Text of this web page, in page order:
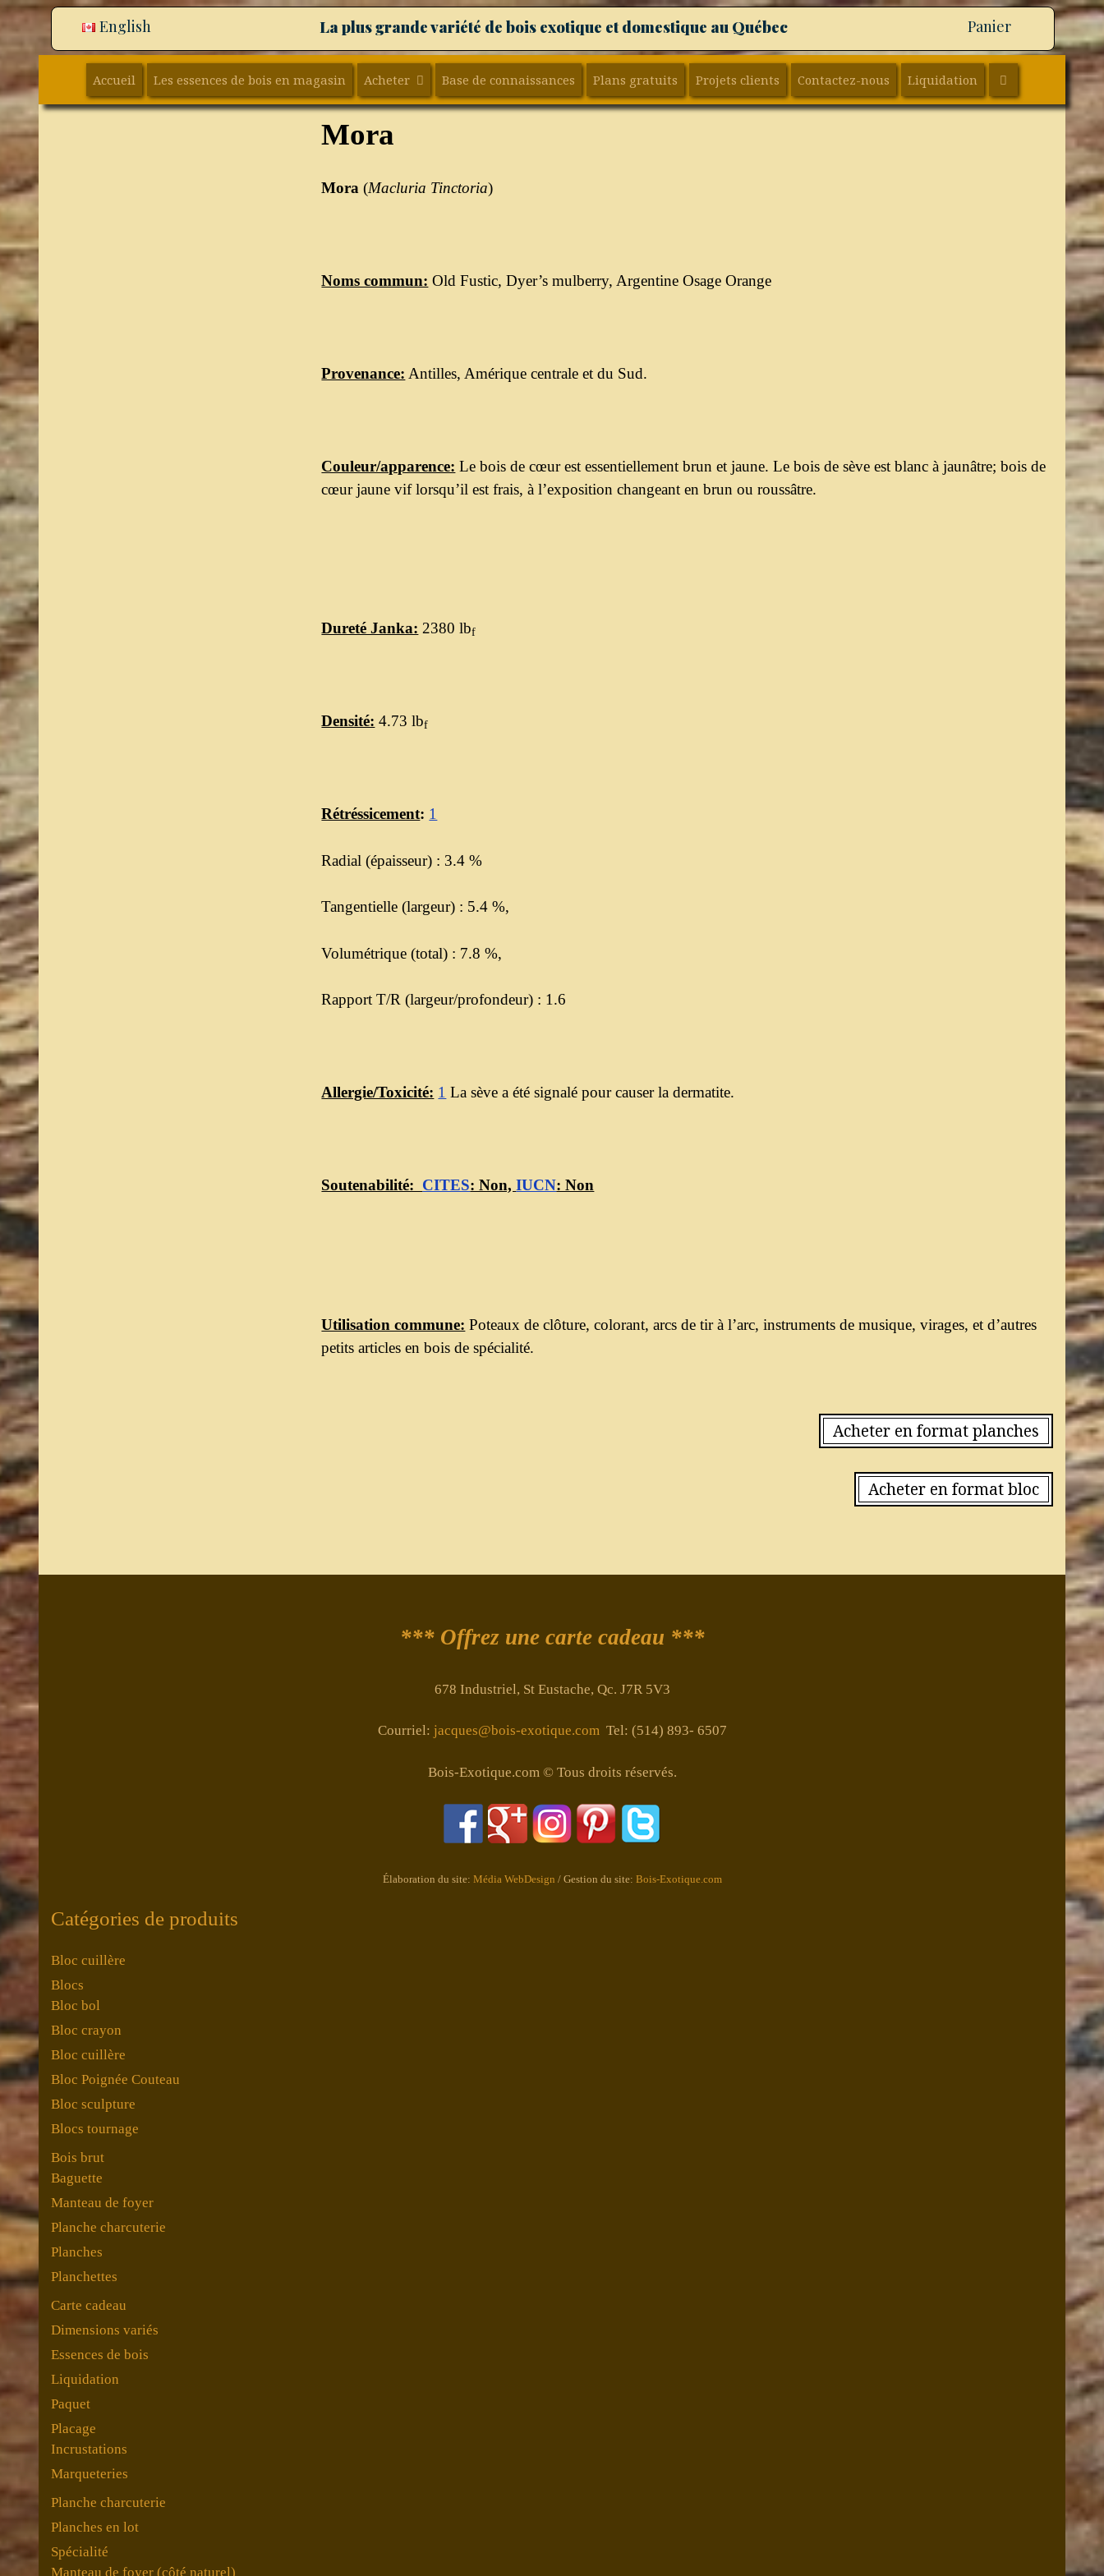
English La plus grande variété de bois exotique et domestique au Québec Panier
Accueil Les essences de bois en magasin Acheter Base de connaissances Plans gratuits Projets clients Contactez-nous Liquidation
SEARCH
Mora
Mora (Macluria Tinctoria)
Noms commun: Old Fustic, Dyer’s mulberry, Argentine Osage Orange
Provenance: Antilles, Amérique centrale et du Sud.
Couleur/apparence: Le bois de cœur est essentiellement brun et jaune. Le bois de sève est blanc à jaunâtre; bois de
cœur jaune vif lorsqu’il est frais, à l’exposition changeant en brun ou roussâtre.
Dureté Janka: 2380 lbf
Densité: 4.73 lbf
Rétréssicement: 1
Radial (épaisseur) : 3.4 %
Tangentielle (largeur) : 5.4 %,
Volumétrique (total) : 7.8 %,
Rapport T/R (largeur/profondeur) : 1.6
Allergie/Toxicité: 1 La sève a été signalé pour causer la dermatite.
Soutenabilité: CITES: Non,IUCN: Non
Utilisation commune: Poteaux de clôture, colorant, arcs de tir à l’arc, instruments de musique, virages, et d’autres
petits articles en bois de spécialité.
Acheter en format planches
Acheter en format bloc
*** Offrez une carte cadeau ***
678 Industriel, St Eustache, Qc. J7R 5V3
Courriel: jacques@bois-exotique.comTel: (514) 893- 6507
Bois-Exotique.com © Tous droits réservés.
Élaboration du site: Média WebDesign / Gestion du site: Bois-Exotique.com
Catégories de produits
Bloc cuillère
Blocs
Bloc bol
Bloc crayon
Bloc cuillère
Bloc Poignée Couteau
Bloc sculpture
Blocs tournage
Bois brut
Baguette
Manteau de foyer
Planche charcuterie
Planches
Planchettes
Carte cadeau
Dimensions variés
Essences de bois
Liquidation
Paquet
Placage
Incrustations
Marqueteries
Planche charcuterie
Planches en lot
Spécialité
Manteau de foyer (côté naturel)